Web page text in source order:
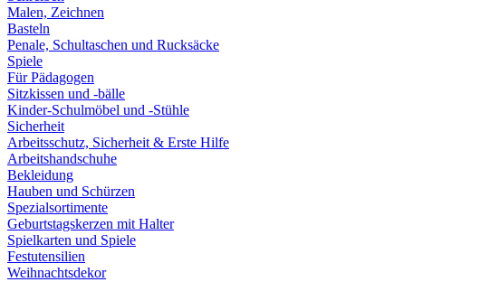
Malen, Zeichnen
Basteln
Penale, Schultaschen und Rucksäcke
Spiele
Für Pädagogen
Sitzkissen und -bälle
Kinder-Schulmöbel und -Stühle
Sicherheit
Arbeitsschutz, Sicherheit & Erste Hilfe
Arbeitshandschuhe
Bekleidung
Hauben und Schürzen
Spezialsortimente
Geburtstagskerzen mit Halter
Spielkarten und Spiele
Festutensilien
Weihnachtsdekor